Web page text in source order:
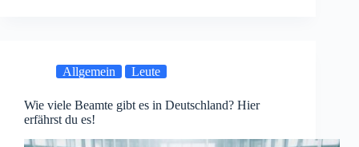
Allgemein Leute
Wie viele Beamte gibt es in Deutschland? Hier
erfährst du es!